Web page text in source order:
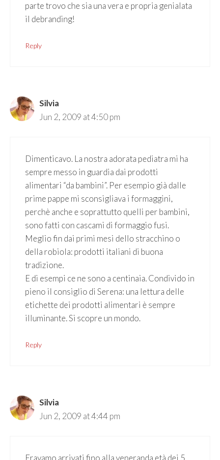
parte trovo che sia una vera e propria genialata
il debranding!
Reply
Silvia
Jun 2, 2009 at 4:50 pm
Dimenticavo. La nostra adorata pediatra mi ha
sempre messo in guardia dai prodotti
alimentari “da bambini”. Per esempio già dalle
prime pappe mi sconsigliava i formaggini,
perchè anche e soprattutto quelli per bambini,
sono fatti con cascami di formaggio fusi.
Meglio fin dai primi mesi dello stracchino o
della robiola: prodotti italiani di buona
tradizione.
E di esempi ce ne sono a centinaia. Condivido in
pieno il consiglio di Serena: una lettura delle
etichette dei prodotti alimentari è sempre
illuminante. Si scopre un mondo.
Reply
Silvia
Jun 2, 2009 at 4:44 pm
Eravamo arrivati fino alla veneranda età dei 5